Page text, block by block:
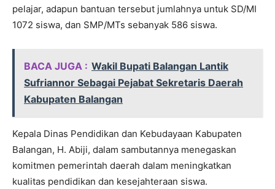
pelajar, adapun bantuan tersebut jumlahnya untuk SD/MI
1072 siswa, dan SMP/MTs sebanyak 586 siswa.
BACA JUGA : Wakil Bupati Balangan Lantik
Sufriannor Sebagai Pejabat Sekretaris Daerah
Kabupaten Balangan
Kepala Dinas Pendidikan dan Kebudayaan Kabupaten
Balangan, H. Abiji, dalam sambutannya menegaskan
komitmen pemerintah daerah dalam meningkatkan
kualitas pendidikan dan kesejahteraan siswa.